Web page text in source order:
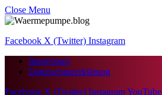
Close Menu
Facebook X (Twitter) Instagram
Impressum
Datenschutzerklärung
Facebook X (Twitter) InstagramYouTube